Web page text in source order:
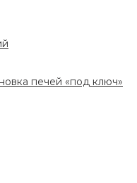
печей «под ключ»